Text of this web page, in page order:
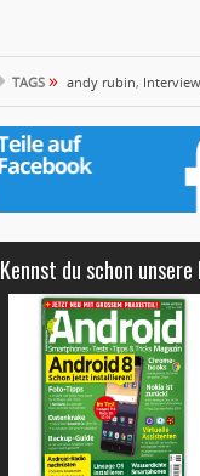
TAGS » andy rubin, Interview
Kennst du schon